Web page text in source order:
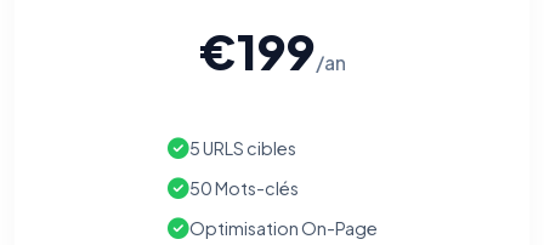
€199/an
5 URLS cibles
50 Mots-clés
Optimisation On-Page